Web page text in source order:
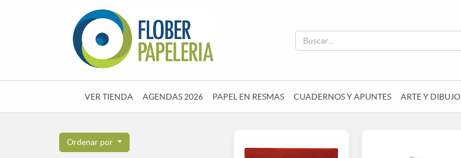
VER TIENDA AGENDAS 2026 PAPEL EN RESMAS CUADERNOS Y APUNTES ARTE Y DIBUJO
Ordenar por